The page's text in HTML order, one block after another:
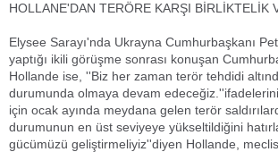
HOLLANE'DAN TERÖRE KARŞI BİRLİKTELİK
Elysee Sarayı'nda Ukrayna Cumhurbaşkanı
yaptığı ikili görüşme sonrası konuşan
Hollande ise, ''Biz her zaman terör tehdidi
durumunda olmaya devam
için ocak ayında meydana gelen terör
durumunun en üst seviyeye yükseltildiğini
gücümüzü geliştirmeliyiz''diyen Hollande,